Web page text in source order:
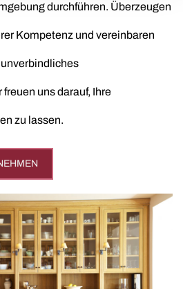
durchführen. Überzeugen
Kompetenz und vereinbaren
uns darauf, Ihre
zu lassen.